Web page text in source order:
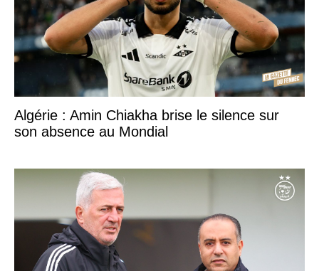
Algérie : Amin Chiakha brise le silence sur
son absence au Mondial